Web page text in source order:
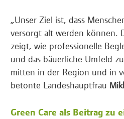
„Unser Ziel ist, dass
versorgt alt werden können.
zeigt, wie professionelle
und das bäuerliche Umfeld
mitten in der Region und in
betonte Landeshauptfrau
Green Care als Beitrag zu